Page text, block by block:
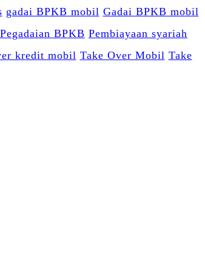
gadai BPKB mobil Gadai BPKB mobil
Pegadaian BPKB Pembiayaan syariah
kredit mobil Take Over Mobil Take